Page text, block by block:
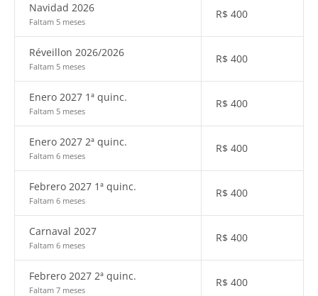
Navidad 2026
Faltam 5 meses
R$ 400
Réveillon 2026/2026
Faltam 5 meses
R$ 400
Enero 2027 1ª quinc.
Faltam 5 meses
R$ 400
Enero 2027 2ª quinc.
Faltam 6 meses
R$ 400
Febrero 2027 1ª quinc.
Faltam 6 meses
R$ 400
Carnaval 2027
Faltam 6 meses
R$ 400
Febrero 2027 2ª quinc.
Faltam 7 meses
R$ 400